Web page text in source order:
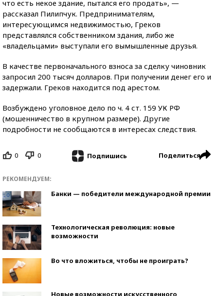
что есть некое здание, пытался его продать», —
рассказал Пилипчук. Предпринимателям,
интересующимся недвижимостью, Греков
представлялся собственником здания, либо же
«владельцами» выступали его вымышленные друзья.
В качестве первоначального взноса за сделку чиновник
запросил 200 тысяч долларов. При получении денег его и
задержали. Греков находится под арестом.
Возбуждено уголовное дело по ч. 4 ст. 159 УК РФ
(мошенничество в крупном размере). Другие
подробности не сообщаются в интересах следствия.
0 0 Подпишись Поделиться
РЕКОМЕНДУЕМ:
Банки — победители международной премии
Технологическая революция: новые
возможности
Во что вложиться, чтобы не проиграть?
Новые возможности искусственного